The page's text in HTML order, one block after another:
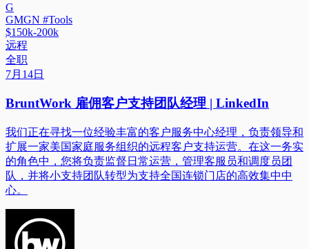
G
GMGN #Tools
$150k-200k
远程
全职
7月14日
BruntWork 雇佣客户支持团队经理 | LinkedIn
我们正在寻找一位经验丰富的客户服务中心经理，负责领导和
扩展一家美国家庭服务组织的远程客户支持运营。在这一务实
的角色中，您将负责监督日常运营，管理客服员和调度员团
队，并将小支持团队转型为支持全国连锁门店的高效集中中
心。